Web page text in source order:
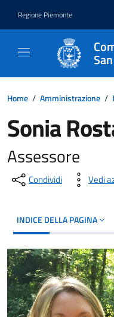
Regione Piemonte
Home / Amministrazione /
Sonia
Assessore
Condividi Vedi
INDICE DELLA PAGINA